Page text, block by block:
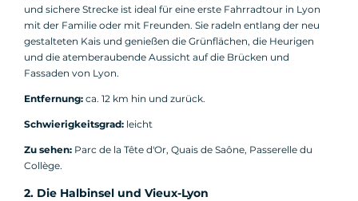
und sichere Strecke ist ideal für eine erste Fahrradtour in Lyon
mit der Familie oder mit Freunden. Sie radeln entlang der neu
gestalteten Kais und genießen die Grünflächen, die Heurigen
und die atemberaubende Aussicht auf die Brücken und
Fassaden von Lyon.
Entfernung: ca. 12 km hin und zurück.
Schwierigkeitsgrad: leicht
Zu sehen: Parc de la Tête d'Or, Quais de Saône, Passerelle du
Collège.
2. Die Halbinsel und Vieux-Lyon